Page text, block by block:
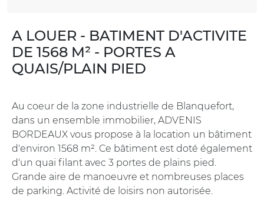
A LOUER - BATIMENT D'ACTIVITE
DE 1568 M² - PORTES A
QUAIS/PLAIN PIED
Au coeur de la zone industrielle de Blanquefort,
dans un ensemble immobilier, ADVENIS
BORDEAUX vous propose à la location un bâtiment
d'environ 1568 m². Ce bâtiment est doté également
d'un quai filant avec 3 portes de plains pied.
Grande aire de manoeuvre et nombreuses places
de parking. Activité de loisirs non autorisée.